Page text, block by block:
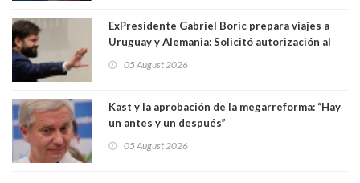
ExPresidente Gabriel Boric prepara viajes a
Uruguay y Alemania: Solicitó autorización al
05 August 2026
Kast y la aprobación de la megarreforma: “Hay
un antes y un después”
05 August 2026